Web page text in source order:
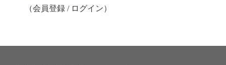
（会員登録 / ログイン）